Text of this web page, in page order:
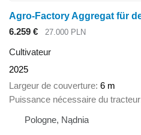
6.259 € 27.000 PLN
Cultivateur
2025
Largeur de couverture 6 m
Puissance nécessaire du tracteur
Pologne, Nądnia